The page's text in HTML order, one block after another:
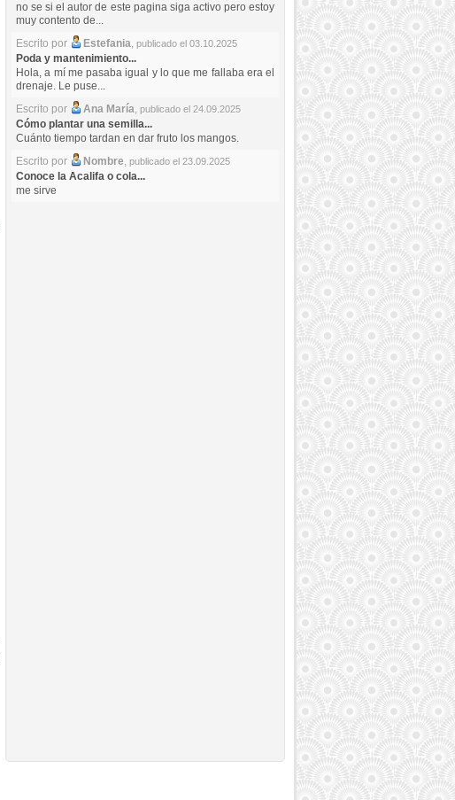
no se si el autor de este pagina siga activo pero estoy
muy contento de...
Escrito por
Estefania, publicado el 03.10.2025
Poda y mantenimiento...
Hola, a mí me pasaba igual y lo que me fallaba era el
drenaje. Le puse...
Escrito por
Ana María, publicado el 24.09.2025
Cómo plantar una semilla...
Cuánto tiempo tardan en dar fruto los mangos.
Escrito por
Nombre, publicado el 23.09.2025
Conoce la Acalifa o cola...
me sirve